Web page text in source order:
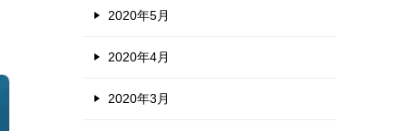
2020年5月
2020年4月
2020年3月